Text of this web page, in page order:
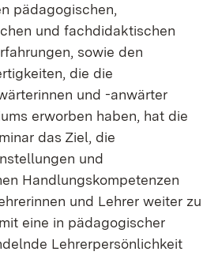
pädagogischen,
und fachdidaktischen
sowie den
die die
und -anwärter
erworben haben, hat die
das Ziel, die
und
Handlungskompetenzen
und Lehrer weiter zu
eine in pädagogischer
Lehrerpersönlichkeit